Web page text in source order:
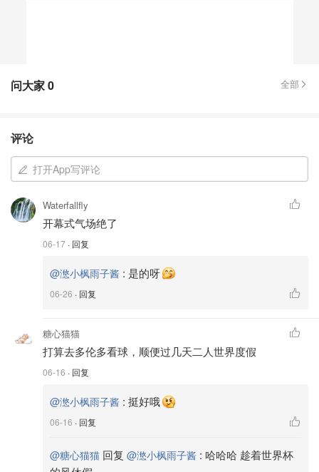
问大家0 全部
评论
打开App写评论
Waterfallfly
开幕式气场绝了
06-17 · 回复
@滺小枫雨子酱 : 是的呀
06-26 · 回复
糖心猫猫
打算去多伦多看球，顺便过几天二人世界度假
06-16 · 回复
@滺小枫雨子酱 : 挺好哦
06-16 · 回复
@糖心猫猫 回复 @滺小枫雨子酱 : 哈哈哈 趁着世界杯